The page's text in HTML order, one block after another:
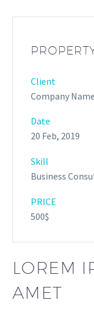
Client
Company Name
Date
20 Feb, 2019
Skill
Business
PRICE
500$
LOREM
AMET